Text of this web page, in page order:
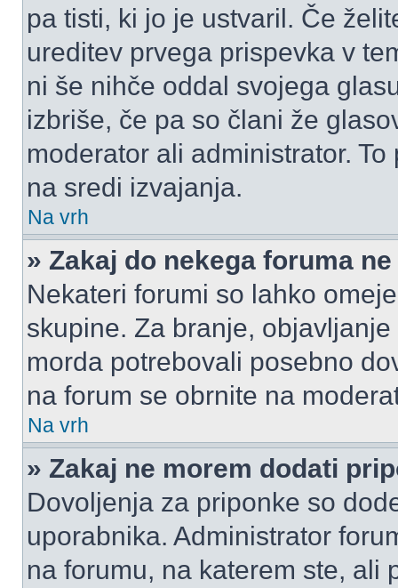
pa tisti, ki jo je ustvaril. Če
ureditev prvega prispevka v
ni še nihče oddal svojega
izbriše, če pa so člani že
moderator ali administrator.
na sredi izvajanja.
Na vrh
» Zakaj do nekega foruma
Nekateri forumi so lahko
skupine. Za branje,
morda potrebovali posebno
na forum se obrnite na
Na vrh
» Zakaj ne morem dodati
Dovoljenja za priponke so
uporabnika. Administrator
na forumu, na katerem ste, ali